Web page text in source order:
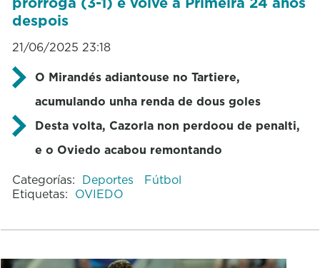
despois
21/06/2025 23:18
O Mirandés adiantouse no Tartiere,
acumulando unha renda de dous goles
Desta volta, Cazorla non perdoou de penalti,
e o Oviedo acabou remontando
Categorías: Deportes
Fútbol
Etiquetas: OVIEDO